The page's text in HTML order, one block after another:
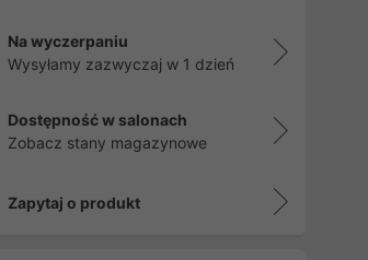
Na wyczerpaniu
Wysyłamy zazwyczaj w 1 dzień
Dostępność w salonach
Zobacz stany magazynowe
Zapytaj o produkt